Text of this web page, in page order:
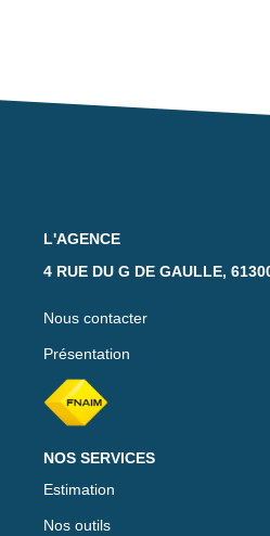
L'AGENCE
4 RUE DU G DE GAULLE,
Nous contacter
Présentation
NOS SERVICES
Estimation
Nos outils